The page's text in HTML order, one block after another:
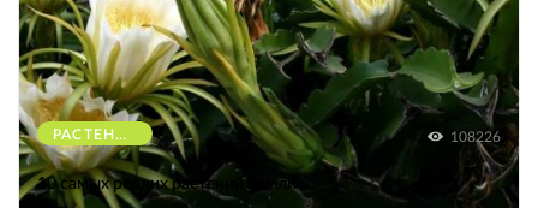
РАСТЕНИЯ 108226
10 самых редких растений Земли